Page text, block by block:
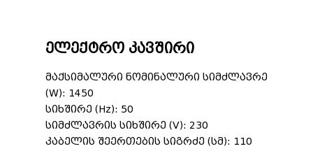
ელექტრო კავშირი
მაქსიმალური ნომინალური სიმძლავრე
(W): 1450
სიხშირე (Hz): 50
სიმძლავრის სიხშირე (V): 230
კაბელის შეერთების სიგრძე (სმ): 110